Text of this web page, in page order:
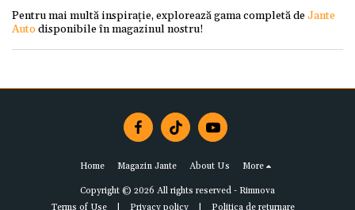
Pentru mai multă inspirație, explorează gama completă deJante
Autodisponibile în magazinul nostru!
Home Magazin Jante About Us More
Copyright © 2026 All rights reserved - Rimnova
Terms of Use| Privacy policy| Politica de returnare